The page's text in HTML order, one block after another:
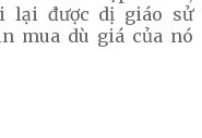
lại được dị giáo sử
mua dù giá của nó